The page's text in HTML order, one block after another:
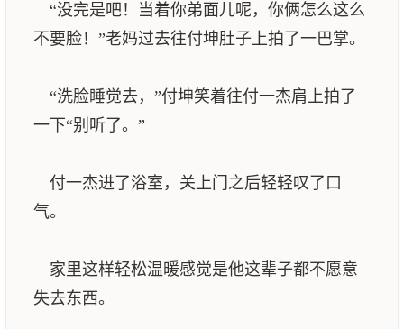
“没完是吧！当着你弟面儿呢，你俩怎么这么
不要脸！”老妈过去往付坤肚子上拍了一巴掌。
“洗脸睡觉去，”付坤笑着往付一杰肩上拍了
一下“别听了。”
付一杰进了浴室，关上门之后轻轻叹了口
气。
家里这样轻松温暖感觉是他这辈子都不愿意
失去东西。